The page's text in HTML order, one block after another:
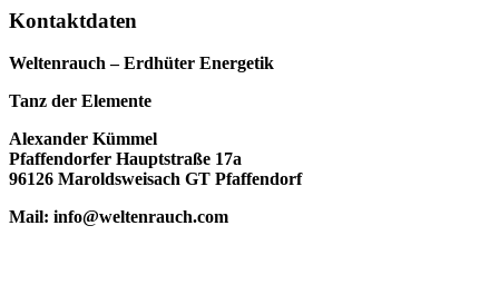
Kontaktdaten
Weltenrauch – Erdhüter Energetik
Tanz der Elemente
Alexander Kümmel
Pfaffendorfer Hauptstraße 17a
96126 Maroldsweisach GT Pfaffendorf
Mail: info@weltenrauch.com